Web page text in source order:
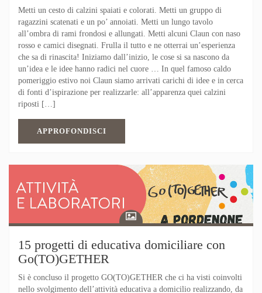
Metti un cesto di calzini spaiati e colorati. Metti un gruppo di
ragazzini scatenati e un po’ annoiati. Metti un lungo tavolo
all’ombra di rami frondosi e allungati. Metti alcuni Claun con naso
rosso e camici disegnati. Frulla il tutto e ne otterrai un’esperienza
che sa di rinascita! Iniziamo dall’inizio, le cose si sa nascono da
un’idea e le idee hanno radici nel cuore … In quel famoso caldo
pomeriggio estivo noi Claun siamo arrivati carichi di idee e in cerca
di fonti d’ispirazione per realizzarle: all’apparenza quei calzini
riposti […]
APPROFONDISCI
15 progetti di educativa domiciliare con
Go(TO)GETHER
Si è concluso il progetto GO(TO)GETHER che ci ha visti coinvolti
nello svolgimento dell’attività educativa a domicilio realizzando, da